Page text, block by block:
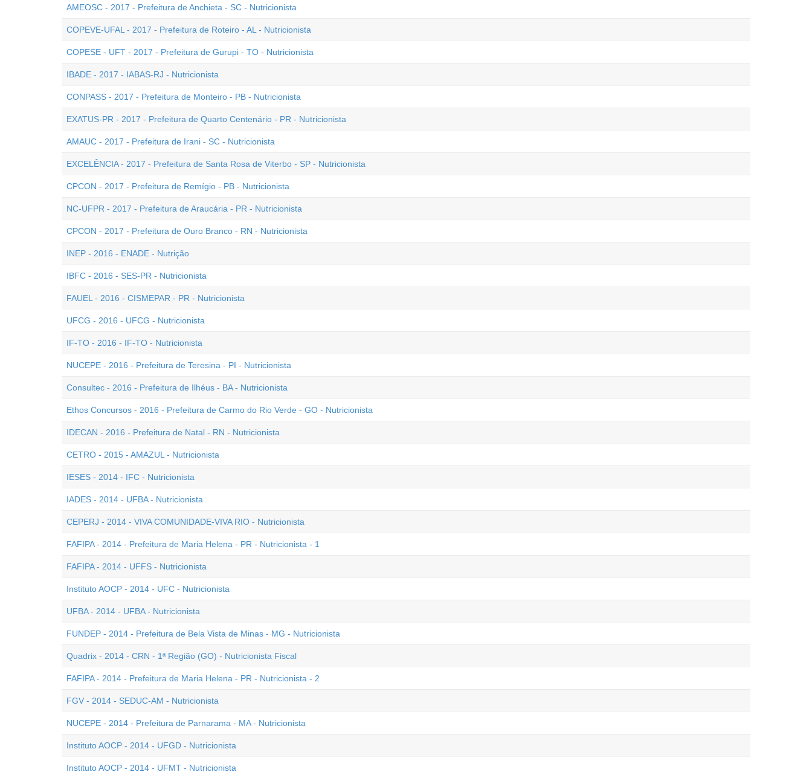
AMEOSC - 2017 - Prefeitura de Anchieta - SC - Nutricionista
COPEVE-UFAL - 2017 - Prefeitura de Roteiro - AL - Nutricionista
COPESE - UFT - 2017 - Prefeitura de Gurupi - TO - Nutricionista
IBADE - 2017 - IABAS-RJ - Nutricionista
CONPASS - 2017 - Prefeitura de Monteiro - PB - Nutricionista
EXATUS-PR - 2017 - Prefeitura de Quarto Centenário - PR - Nutricionista
AMAUC - 2017 - Prefeitura de Irani - SC - Nutricionista
EXCELÊNCIA - 2017 - Prefeitura de Santa Rosa de Viterbo - SP - Nutricionista
CPCON - 2017 - Prefeitura de Remígio - PB - Nutricionista
NC-UFPR - 2017 - Prefeitura de Araucária - PR - Nutricionista
CPCON - 2017 - Prefeitura de Ouro Branco - RN - Nutricionista
INEP - 2016 - ENADE - Nutrição
IBFC - 2016 - SES-PR - Nutricionista
FAUEL - 2016 - CISMEPAR - PR - Nutricionista
UFCG - 2016 - UFCG - Nutricionista
IF-TO - 2016 - IF-TO - Nutricionista
NUCEPE - 2016 - Prefeitura de Teresina - PI - Nutricionista
Consultec - 2016 - Prefeitura de Ilhéus - BA - Nutricionista
Ethos Concursos - 2016 - Prefeitura de Carmo do Rio Verde - GO - Nutricionista
IDECAN - 2016 - Prefeitura de Natal - RN - Nutricionista
CETRO - 2015 - AMAZUL - Nutricionista
IESES - 2014 - IFC - Nutricionista
IADES - 2014 - UFBA - Nutricionista
CEPERJ - 2014 - VIVA COMUNIDADE-VIVA RIO - Nutricionista
FAFIPA - 2014 - Prefeitura de Maria Helena - PR - Nutricionista - 1
FAFIPA - 2014 - UFFS - Nutricionista
Instituto AOCP - 2014 - UFC - Nutricionista
UFBA - 2014 - UFBA - Nutricionista
FUNDEP - 2014 - Prefeitura de Bela Vista de Minas - MG - Nutricionista
Quadrix - 2014 - CRN - 1ª Região (GO) - Nutricionista Fiscal
FAFIPA - 2014 - Prefeitura de Maria Helena - PR - Nutricionista - 2
FGV - 2014 - SEDUC-AM - Nutricionista
NUCEPE - 2014 - Prefeitura de Parnarama - MA - Nutricionista
Instituto AOCP - 2014 - UFGD - Nutricionista
Instituto AOCP - 2014 - UFMT - Nutricionista